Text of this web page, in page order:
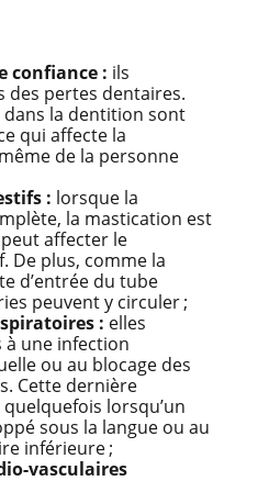
confiance : ils
des pertes dentaires.
dans la dentition sont
qui affecte la
de la personne
: lorsque la
la mastication est
affecter le
De plus, comme la
d’entrée du tube
peuvent y circuler ;
: elles
à une infection
ou au blocage des
Cette dernière
lorsqu’un
sous la langue ou au
inférieure ;
vasculaires